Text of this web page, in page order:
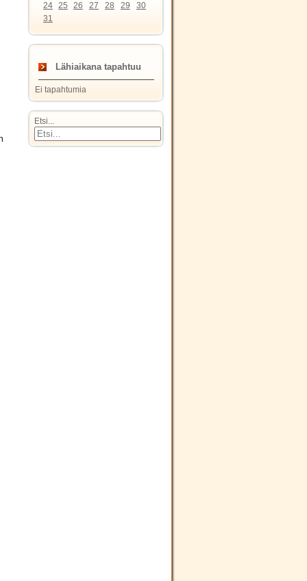
24 25 26 27 28 29
30
31
Lähiaikana tapahtuu
Ei tapahtumia
Etsi...